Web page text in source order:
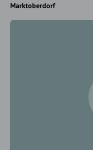
Marktoberdorf